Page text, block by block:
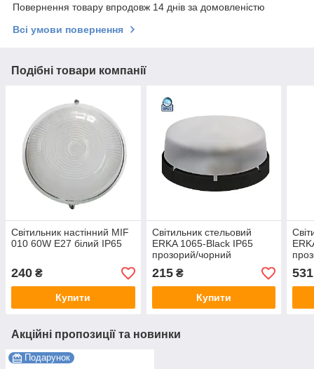
Повернення товару впродовж 14 днів за домовленістю
Всі умови повернення
Подібні товари компанії
Світильник настінний MIF
010 60W E27 білий IP65
240 ₴
Купити
Світильник стельовий
ERKA 1065-Black IP65
прозорий/чорний
215₴
Купити
руху
531
Акційні пропозиції та новинки
Подарунок